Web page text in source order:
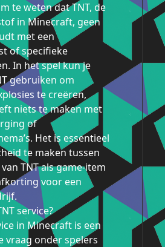
te weten dat TNT, de
in Minecraft, geen
met een
of specifieke
In het spel kun je
gebruiken om
te creëren,
niets te maken met
of
Het is essentieel
te maken tussen
TNT als game-item
voor een
service?
in Minecraft is een
vraag onder spelers